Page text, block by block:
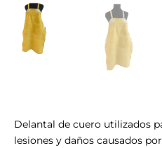
Delantal de cuero utilizados
lesiones y daños causados